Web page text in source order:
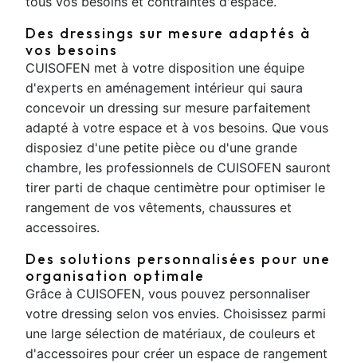
Des dressings sur mesure adaptés à
vos besoins
CUISOFEN met à votre disposition une équipe
d'experts en aménagement intérieur qui saura
concevoir un dressing sur mesure parfaitement
adapté à votre espace et à vos besoins. Que vous
disposiez d'une petite pièce ou d'une grande
chambre, les professionnels de CUISOFEN sauront
tirer parti de chaque centimètre pour optimiser le
rangement de vos vêtements, chaussures et
accessoires.
Des solutions personnalisées pour une
organisation optimale
Grâce à CUISOFEN, vous pouvez personnaliser
votre dressing selon vos envies. Choisissez parmi
une large sélection de matériaux, de couleurs et
d'accessoires pour créer un espace de rangement